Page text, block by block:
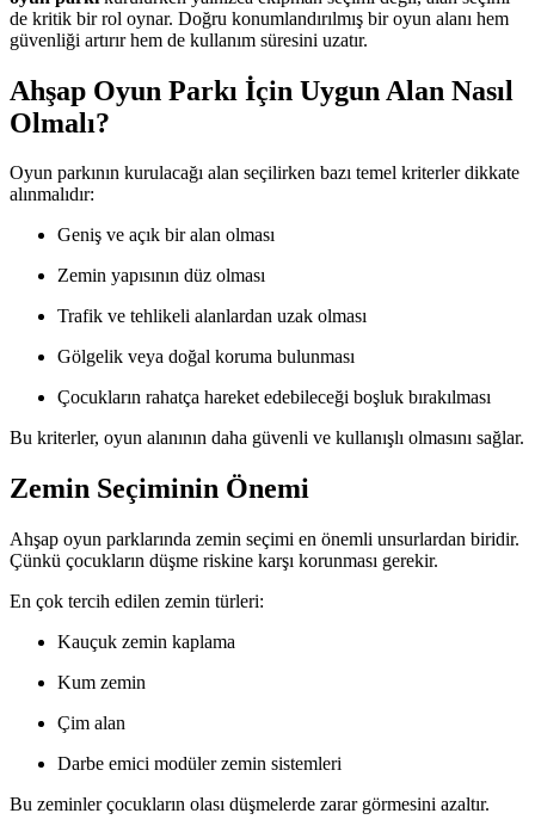
de kritik bir rol oynar. Doğru konumlandırılmış bir oyun alanı hem
güvenliği artırır hem de kullanım süresini uzatır.
Ahşap Oyun Parkı İçin Uygun Alan Nasıl
Olmalı?
Oyun parkının kurulacağı alan seçilirken bazı temel kriterler dikkate
alınmalıdır:
Geniş ve açık bir alan olması
Zemin yapısının düz olması
Trafik ve tehlikeli alanlardan uzak olması
Gölgelik veya doğal koruma bulunması
Çocukların rahatça hareket edebileceği boşluk bırakılması
Bu kriterler, oyun alanının daha güvenli ve kullanışlı olmasını sağlar.
Zemin Seçiminin Önemi
Ahşap oyun parklarında zemin seçimi en önemli unsurlardan biridir.
Çünkü çocukların düşme riskine karşı korunması gerekir.
En çok tercih edilen zemin türleri:
Kauçuk zemin kaplama
Kum zemin
Çim alan
Darbe emici modüler zemin sistemleri
Bu zeminler çocukların olası düşmelerde zarar görmesini azaltır.